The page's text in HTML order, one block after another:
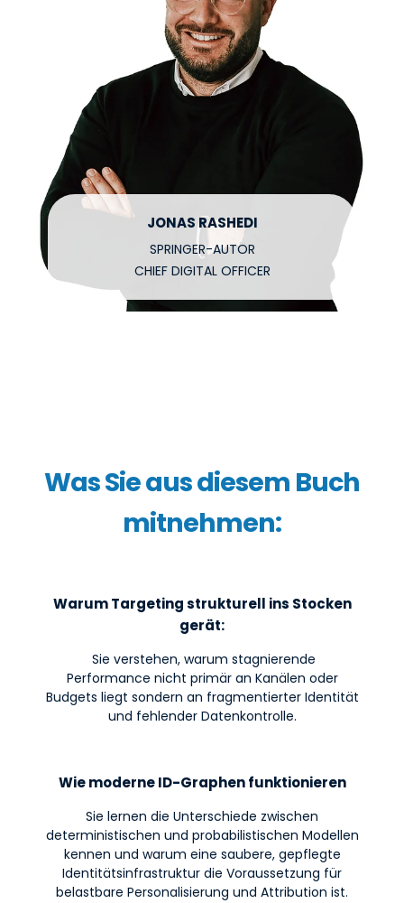
JONAS RASHEDI
SPRINGER-AUTOR
CHIEF DIGITAL OFFICER
Was Sie aus diesem Buch
mitnehmen:
Warum Targeting strukturell ins Stocken
gerät:
Sie verstehen, warum stagnierende
Performance nicht primär an Kanälen oder
Budgets liegt sondern an fragmentierter Identität
und fehlender Datenkontrolle.
Wie moderne ID-Graphen funktionieren
Sie lernen die Unterschiede zwischen
deterministischen und probabilistischen Modellen
kennen und warum eine saubere, gepflegte
Identitätsinfrastruktur die Voraussetzung für
belastbare Personalisierung und Attribution ist.